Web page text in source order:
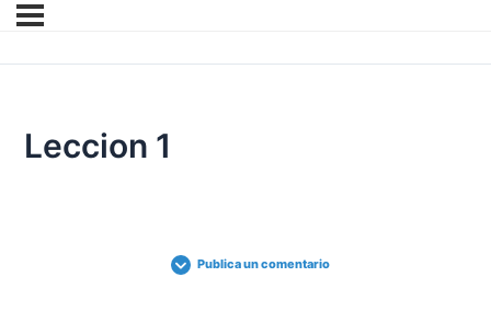
Leccion 1
Publica un comentario